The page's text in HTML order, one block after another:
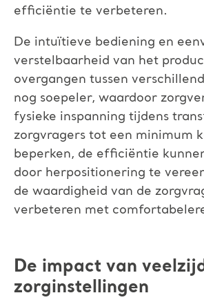
efficiëntie te verbeteren.
De intuïtieve bediening en
verstelbaarheid van het
overgangen tussen
nog soepeler, waardoor
fysieke inspanning tijdens
zorgvragers tot een minimum
beperken, de efficiëntie
door herpositionering te
de waardigheid van de
verbeteren met
De impact van
zorginstellingen